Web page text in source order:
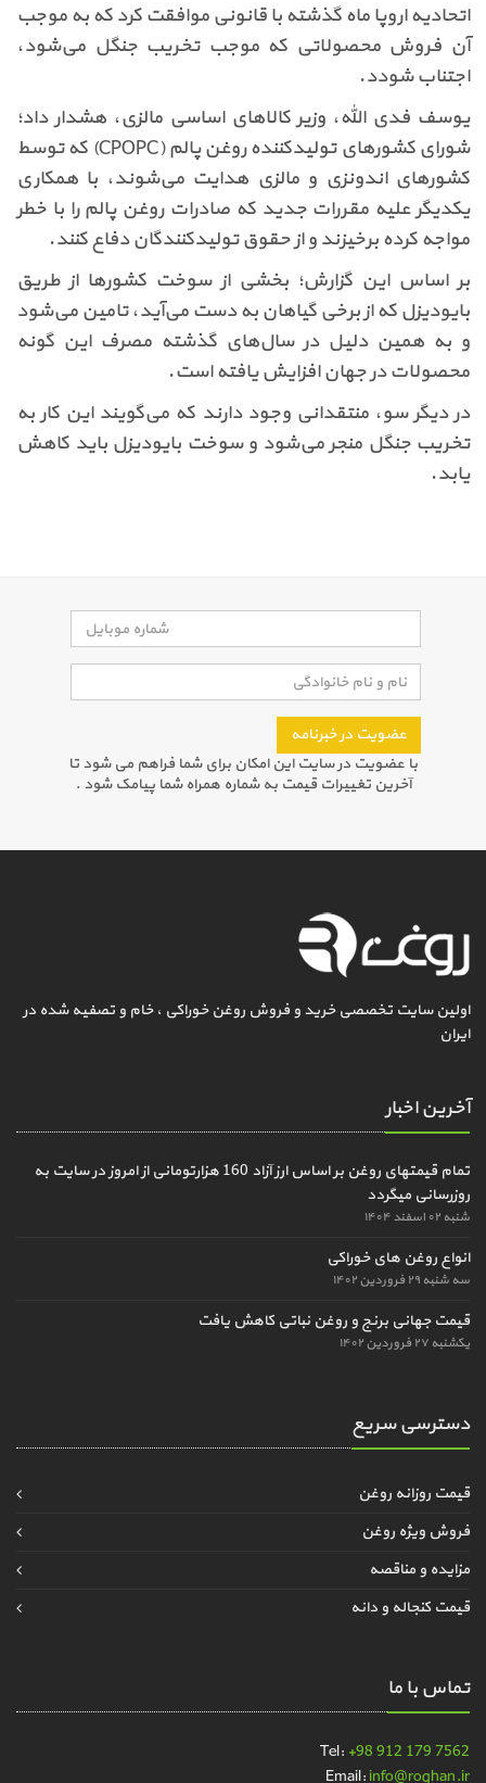
اتحادیه اروپا ماه گذشته با قانونی موافقت کرد که به موجب
آن فروش محصولاتی که موجب تخریب جنگل می‌شود،
اجتناب شودد.
یوسف فدی الله، وزیر کالاهای اساسی مالزی، هشدار داد؛
شورای کشورهای تولیدکننده روغن پالم (CPOPC) که توسط
کشورهای اندونزی و مالزی هدایت می‌شوند، با همکاری
یکدیگر علیه مقررات جدید که صادرات روغن پالم را با خطر
مواجه کرده برخیزند و از حقوق تولیدکنندگان دفاع کنند.
بر اساس این گزارش؛ بخشی از سوخت کشورها از طریق
بایودیزل که از برخی گیاهان به دست می‌آید، تامین می‌شود
و به همین دلیل در سال‌های گذشته مصرف این گونه
محصولات در جهان افزایش یافته است.
در دیگر سو، منتقدانی وجود دارند که می‌گویند این کار به
تخریب جنگل منجر می‌شود و سوخت بایودیزل باید کاهش
یابد.
عضویت در خبرنامه
با عضویت در سایت این امکان برای شما فراهم می شود تا
آخرین تغییرات قیمت به شماره همراه شما پیامک شود .
اولین سایت تخصصی خرید و فروش روغن خوراکی ، خام و تصفیه شده در
ایران
آخرین اخبار
تمام قیمتهای روغن بر اساس ارز آزاد 160 هزارتومانی از امروز در سایت به
روزرسانی میگردد
شنبه ۰۲ اسفند ۱۴۰۴
انواع روغن های خوراکی
سه شنبه ۲۹ فروردین ۱۴۰۲
قیمت جهانی برنج و روغن نباتی کاهش یافت
یکشنبه ۲۷ فروردین ۱۴۰۲
دسترسی سریع
قیمت روزانه روغن
فروش ویژه روغن
مزایده و مناقصه
قیمت کنجاله و دانه
تماس با ما
Tel: +98 912 179 7562
Email:info@roghan.ir